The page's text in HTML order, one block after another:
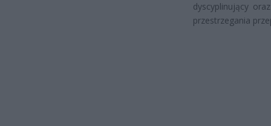
dyscyplinujący
przestrzegania